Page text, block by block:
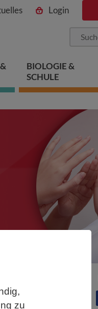
zu
Login
BIOLOGIE &
SCHULE